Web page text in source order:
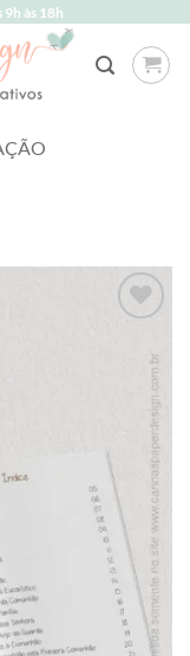
9h às 18h
wishlist